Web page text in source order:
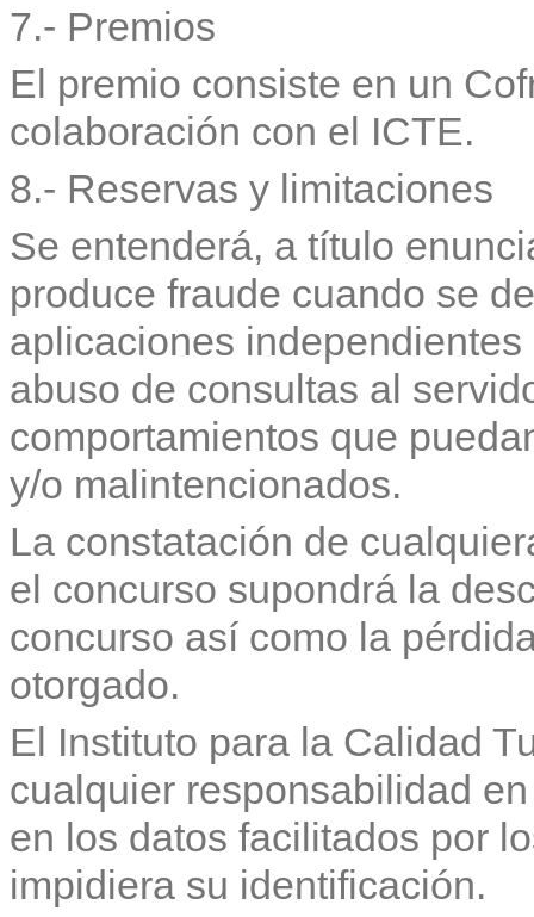
7.- Premios
El premio consiste en un
colaboración con el ICTE.
8.- Reservas y limitaciones
Se entenderá, a título
produce fraude cuando se
aplicaciones
abuso de consultas al
comportamientos que
y/o malintencionados.
La constatación de
el concurso supondrá la
concurso así como la
otorgado.
El Instituto para la Calidad
cualquier responsabilidad
en los datos facilitados por
impidiera su identificación.